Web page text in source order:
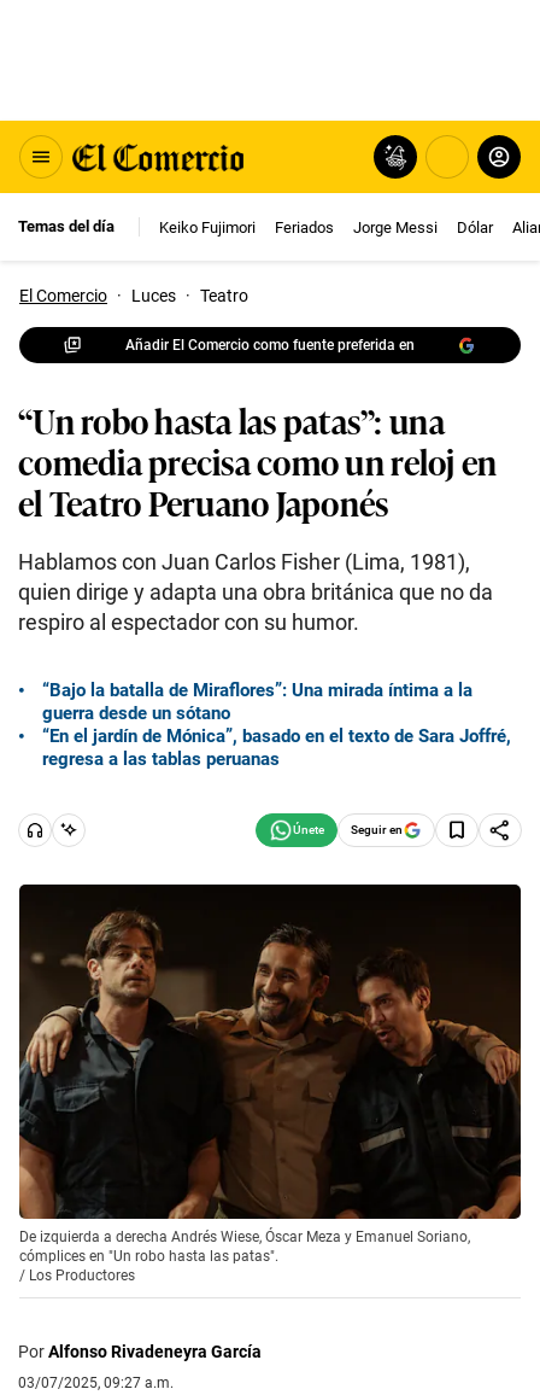
Temas del día Keiko Fujimori Feriados Jorge Messi Dólar
El Comercio · Luces · Teatro
Añadir El Comercio como fuente preferida en
“Un robo hasta las patas”: una
comedia precisa como un reloj en
el Teatro Peruano Japonés
Hablamos con Juan Carlos Fisher (Lima, 1981),
quien dirige y adapta una obra británica que no da
respiro al espectador con su humor.
“Bajo la batalla de Miraflores”: Una mirada íntima a la
guerra desde un sótano
“En el jardín de Mónica”, basado en el texto de Sara Joffré,
regresa a las tablas peruanas
Seguir en
De izquierda a derecha Andrés Wiese, Óscar Meza y Emanuel Soriano,
cómplices en "Un robo hasta las patas".
/ Los Productores
PorAlfonso Rivadeneyra García
03/07/2025, 09:27 a.m.